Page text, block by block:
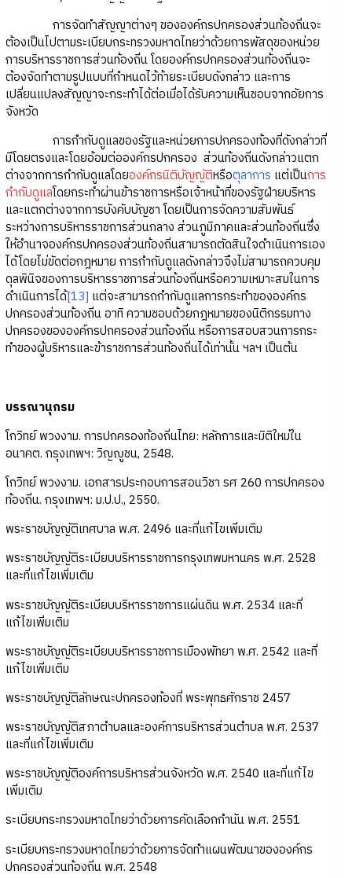
การจัดทำสัญญาต่างๆ ขององค์กรปกครองส่วนท้องถิ่นจะ
ต้องเป็นไปตามระเบียบกระทรวงมหาดไทยว่าด้วยการพัสดุของหน่วย
การบริหารราชการส่วนท้องถิ่น โดยองค์กรปกครองส่วนท้องถิ่นจะ
ต้องจัดทำตามรูปแบบที่กำหนดไว้ท้ายระเบียบดังกล่าว และการ
เปลี่ยนแปลงสัญญาจะกระทำได้ต่อเมื่อได้รับความเห็นชอบจากอัยการ
จังหวัด
การกำกับดูแลของรัฐและหน่วยการปกครองท้องที่ดังกล่าวที่
มีโดยตรงและโดยอ้อมต่อองค์กรปกครอง ส่วนท้องถิ่นดังกล่าวแตก
ต่างจากการกำกับดูแลโดยองค์กรนิติบัญญัติหรือตุลาการ แต่เป็นการ
กำกับดูแลโดยกระทำผ่านข้าราชการหรือเจ้าหน้าที่ของรัฐฝ่ายบริหาร
และแตกต่างจากการบังคับบัญชา โดยเป็นการจัดความสัมพันธ์
ระหว่างการบริหารราชการส่วนกลาง ส่วนภูมิภาคและส่วนท้องถิ่นซึ่ง
ให้อำนาจองค์กรปกครองส่วนท้องถิ่นสามารถตัดสินใจดำเนินการเอง
ได้โดยไม่ขัดต่อกฎหมาย การกำกับดูแลดังกล่าวจึงไม่สามารถควบคุม
ดุลพินิจของการบริหารราชการส่วนท้องถิ่นหรือความเหมาะสมในการ
ดำเนินการได้[13] แต่จะสามารถกำกับดูแลการกระทำขององค์กร
ปกครองส่วนท้องถิ่น อาทิ ความชอบด้วยกฎหมายของนิติกรรมทาง
ปกครองขององค์กรปกครองส่วนท้องถิ่น หรือการสอบสวนการกระ
ทำของผู้บริหารและข้าราชการส่วนท้องถิ่นได้เท่านั้น ฯลฯ เป็นต้น
บรรณานุกรม
โกวิทย์ พวงงาม. การปกครองท้องถิ่นไทย: หลักการและมิติใหม่ใน
อนาคต. กรุงเทพฯ: วิญญูชน, 2548.
โกวิทย์ พวงงาม. เอกสารประกอบการสอนวิชา รศ 260 การปกครอง
ท้องถิ่น. กรุงเทพฯ: ม.ป.ป., 2550.
พระราชบัญญัติเทศบาล พ.ศ. 2496 และที่แก้ไขเพิ่มเติม
พระราชบัญญัติระเบียบบริหารราชการกรุงเทพมหานคร พ.ศ. 2528
และที่แก้ไขเพิ่มเติม
พระราชบัญญัติระเบียบบริหารราชการแผ่นดิน พ.ศ. 2534 และที่
แก้ไขเพิ่มเติม
พระราชบัญญัติระเบียบบริหารราชการเมืองพัทยา พ.ศ. 2542 และที่
แก้ไขเพิ่มเติม
พระราชบัญญัติลักษณะปกครองท้องที่ พระพุทธศักราช 2457
พระราชบัญญัติสภาตำบลและองค์การบริหารส่วนตำบล พ.ศ. 2537
และที่แก้ไขเพิ่มเติม
พระราชบัญญัติองค์การบริหารส่วนจังหวัด พ.ศ. 2540 และที่แก้ไข
เพิ่มเติม
ระเบียบกระทรวงมหาดไทยว่าด้วยการคัดเลือกกำนัน พ.ศ. 2551
ระเบียบกระทรวงมหาดไทยว่าด้วยการจัดทำแผนพัฒนาขององค์กร
ปกครองส่วนท้องถิ่น พ.ศ. 2548